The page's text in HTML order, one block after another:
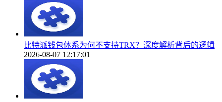
比特派钱包体系为何不支持TRX？深度解析背后的逻辑
2026-08-07 12:17:01